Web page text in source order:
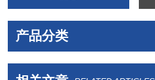
产品分类